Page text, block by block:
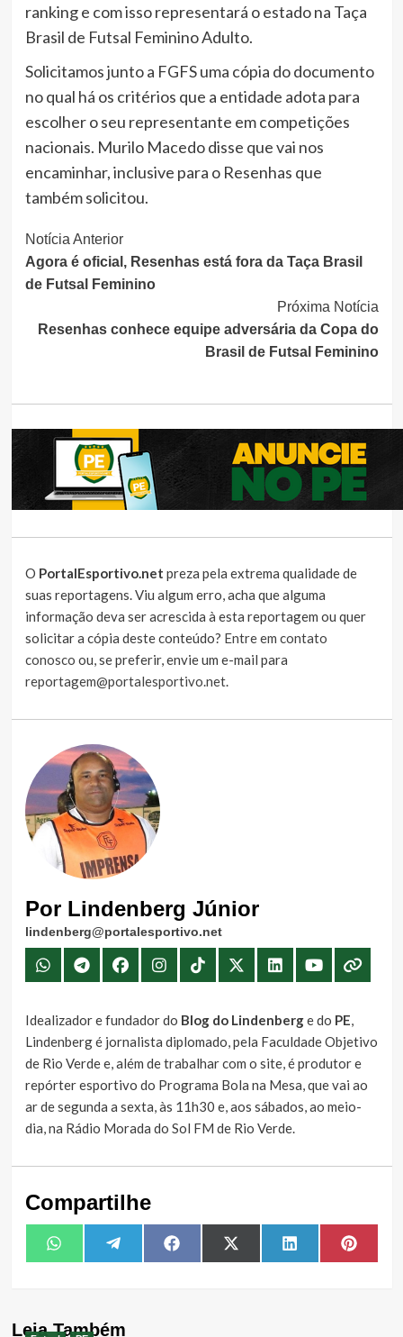
ranking e com isso representará o estado na Taça
Brasil de Futsal Feminino Adulto.
Solicitamos junto a FGFS uma cópia do documento
no qual há os critérios que a entidade adota para
escolher o seu representante em competições
nacionais. Murilo Macedo disse que vai nos
encaminhar, inclusive para o Resenhas que
também solicitou.
Continue
Lendo
Notícia Anterior
Agora é oficial, Resenhas está fora da Taça Brasil
de Futsal Feminino
Próxima Notícia
Resenhas conhece equipe adversária da Copa do
Brasil de Futsal Feminino
O PortalEsportivo.net preza pela extrema qualidade de
suas reportagens. Viu algum erro, acha que alguma
informação deva ser acrescida à esta reportagem ou quer
solicitar a cópia deste conteúdo? Entre em contato
conosco ou, se preferir, envie um e-mail para
reportagem@portalesportivo.net.
Por Lindenberg Júnior
lindenberg@portalesportivo.net
Idealizador e fundador do Blog do Lindenberge do PE,
Lindenberg é jornalista diplomado, pela Faculdade Objetivo
de Rio Verde e, além de trabalhar com o site, é produtor e
repórter esportivo do Programa Bola na Mesa, que vai ao
ar de segunda a sexta, às 11h30 e, aos sábados, ao meio-
dia, na Rádio Morada do Sol FM de Rio Verde.
Compartilhe
Share
on
WhatsAppShare
on
TelegramShare
on
FacebookShare
on
X
(Twitter)
Share
on
LinkedIn Share
on
Leia Também